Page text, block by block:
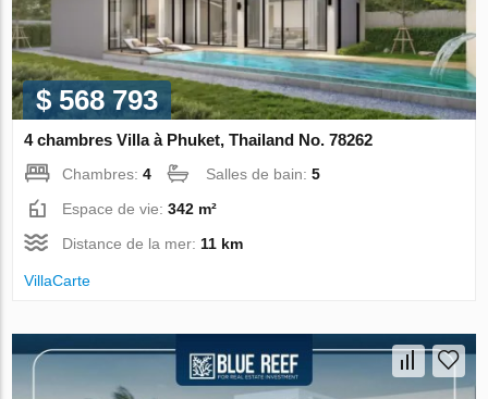
$ 568 793
4 chambres Villa à Phuket, Thailand No. 78262
Chambres:4 Salles de bain:5
Espace de vie:342 m²
Distance de la mer:11 km
VillaСarte